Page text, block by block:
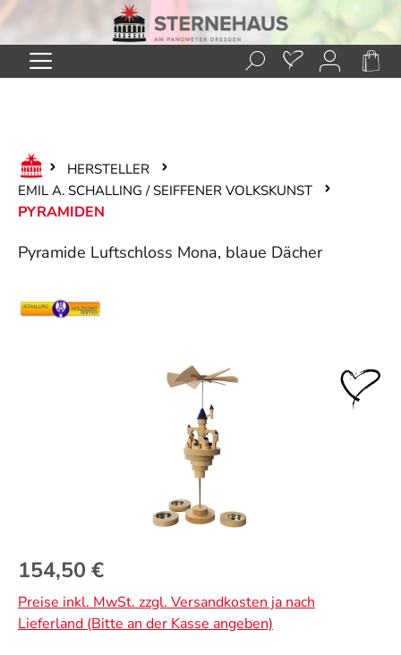
Zum Hauptinhalt springen
HERSTELLER
EMIL A. SCHALLING / SEIFFENER VOLKSKUNST
PYRAMIDEN
Pyramide Luftschloss Mona, blaue Dächer
Bildergalerie überspringen
Regulärer Preis:
154,50 €
Preise inkl. MwSt. zzgl. Versandkosten ja nach
Lieferland (Bitte an der Kasse angeben)